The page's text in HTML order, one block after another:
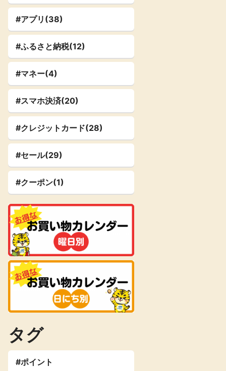
#アプリ(38)
#ふるさと納税(12)
#マネー(4)
#スマホ決済(20)
#クレジットカード(28)
#セール(29)
#クーポン(1)
タグ
#ポイント